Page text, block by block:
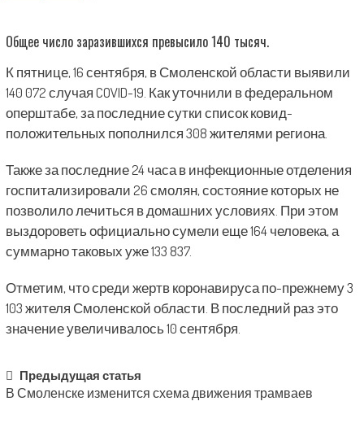
Общее число заразившихся превысило 140 тысяч.
К пятнице, 16 сентября, в Смоленской области выявили
140 072 случая COVID-19. Как уточнили в федеральном
оперштабе, за последние сутки список ковид-
положительных пополнился 308 жителями региона.
Также за последние 24 часа в инфекционные отделения
госпитализировали 26 смолян, состояние которых не
позволило лечиться в домашних условиях. При этом
выздороветь официально сумели еще 164 человека, а
суммарно таковых уже 133 837.
Отметим, что среди жертв коронавируса по-прежнему 3
103 жителя Смоленской области. В последний раз это
значение увеличивалось 10 сентября.
Post
navigation
Предыдущая статья
В Смоленске изменится схема движения трамваев